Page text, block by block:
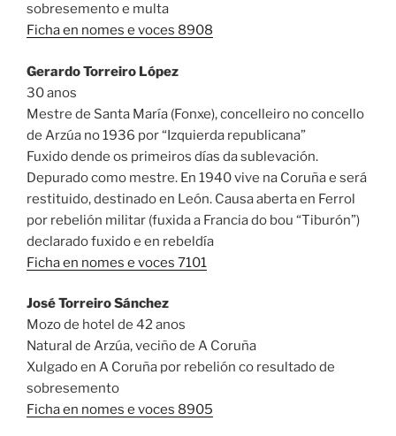
sobresemento e multa
Ficha en nomes e voces 8908
Gerardo Torreiro López
30 anos
Mestre de Santa María (Fonxe), concelleiro no concello
de Arzúa no 1936 por “Izquierda republicana”
Fuxido dende os primeiros días da sublevación.
Depurado como mestre. En 1940 vive na Coruña e será
restituido, destinado en León. Causa aberta en Ferrol
por rebelión militar (fuxida a Francia do bou “Tiburón”)
declarado fuxido e en rebeldía
Ficha en nomes e voces 7101
José Torreiro Sánchez
Mozo de hotel de 42 anos
Natural de Arzúa, veciño de A Coruña
Xulgado en A Coruña por rebelión co resultado de
sobresemento
Ficha en nomes e voces 8905